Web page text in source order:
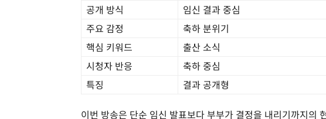
공개 방식
임신 결과 중심
주요 감정
축하 분위기
핵심 키워드
출산 소식
시청자 반응
축하 중심
특징
결과 공개형
이번 방송은 단순 임신 발표보다 부부가 결정을 내리기까지의